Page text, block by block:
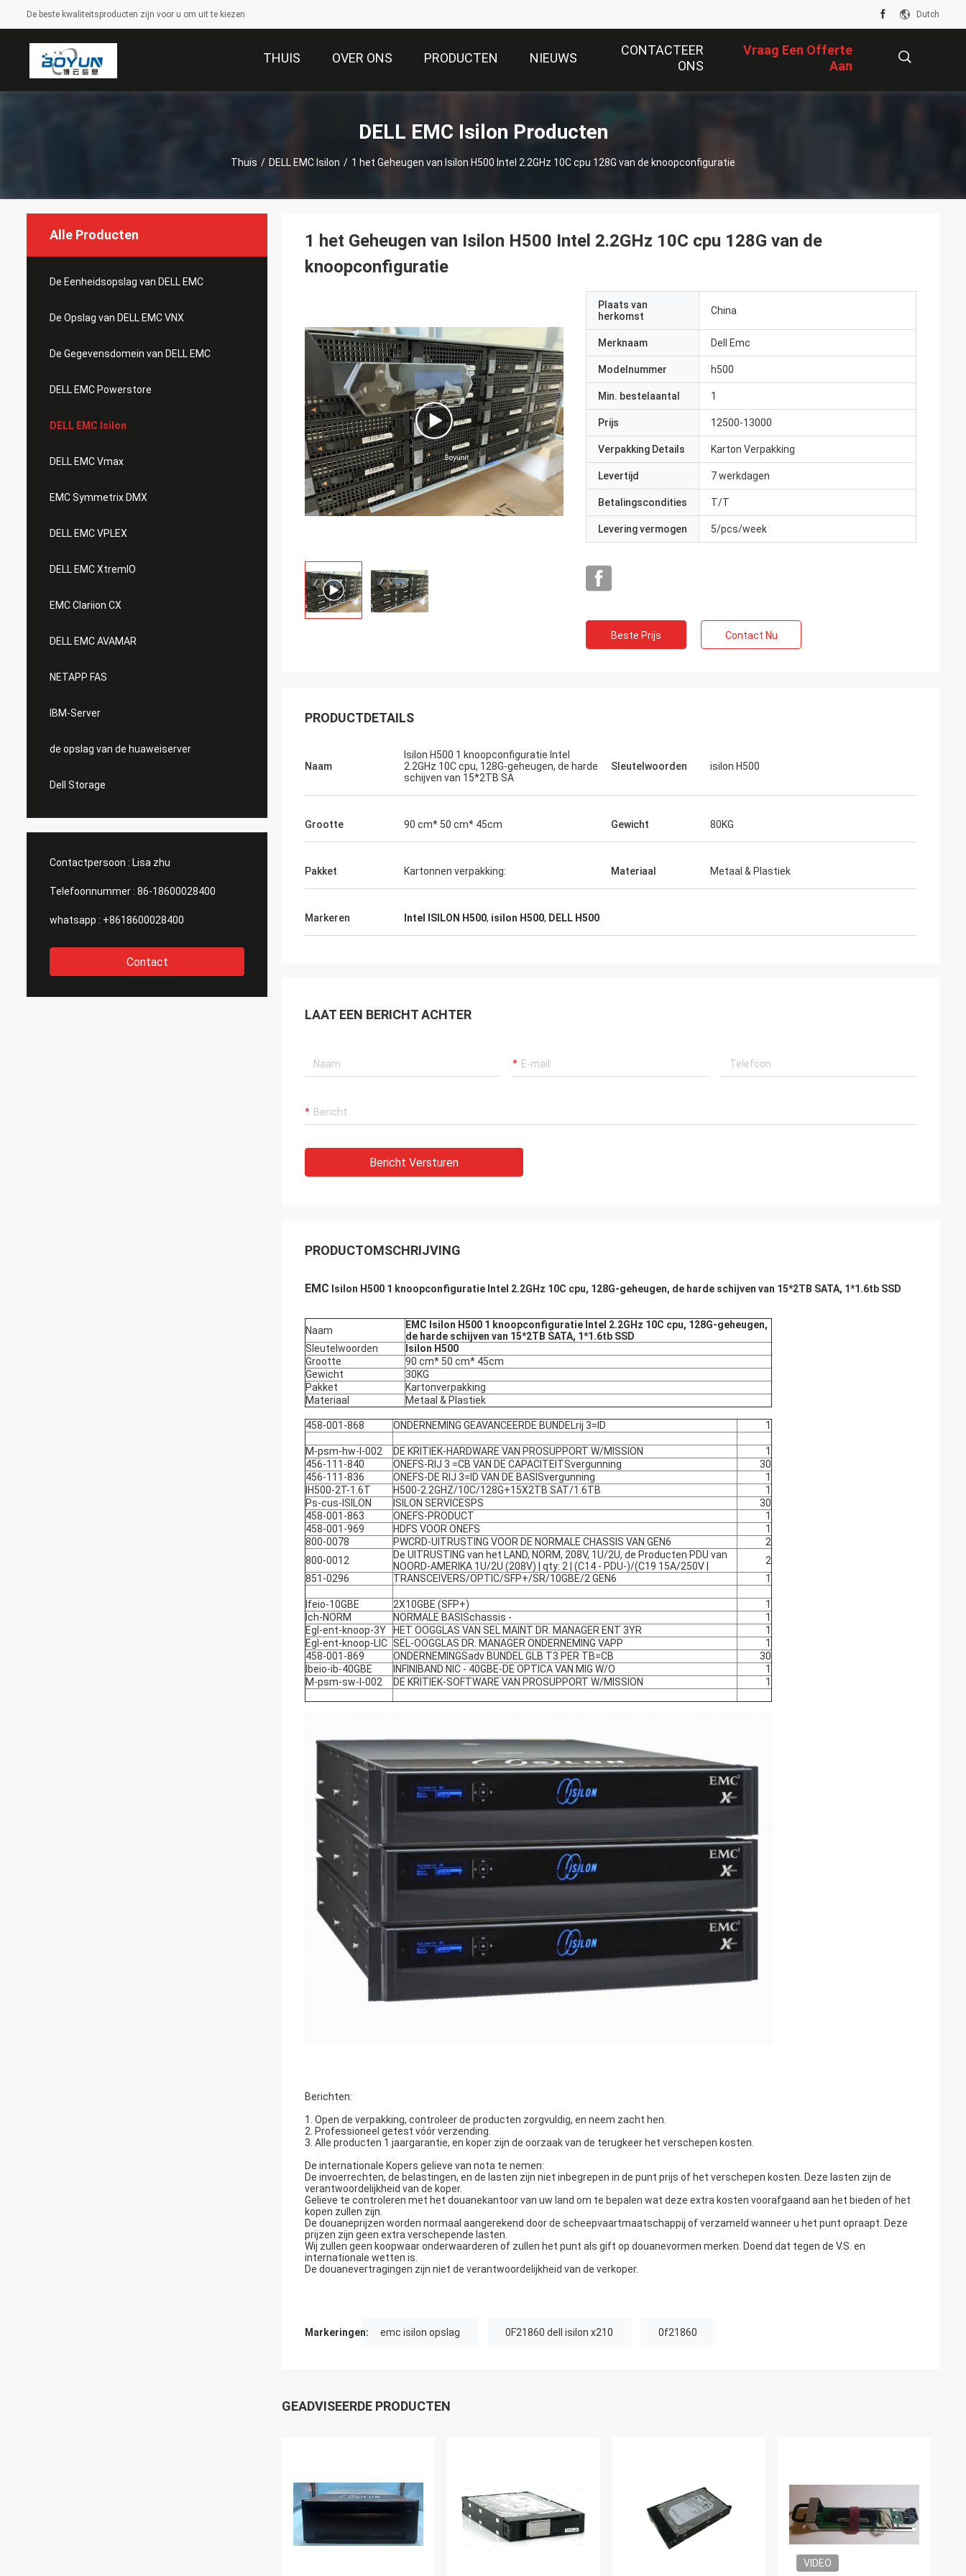
De beste kwaliteitsproducten zijn voor u om uit te kiezen Dutch
THUIS OVER ONS PRODUCTEN NIEUWS
CONTACTEER
ONS
Vraag Een Offerte
Aan
DELL EMC Isilon Producten
Thuis / DELL EMC Isilon / 1 het Geheugen van Isilon H500 Intel 2.2GHz 10C cpu 128G van de knoopconfiguratie
Alle Producten
De Eenheidsopslag van DELL EMC
De Opslag van DELL EMC VNX
De Gegevensdomein van DELL EMC
DELL EMC Powerstore
DELL EMC Isilon
DELL EMC Vmax
EMC Symmetrix DMX
DELL EMC VPLEX
DELL EMC XtremIO
EMC Clariion CX
DELL EMC AVAMAR
NETAPP FAS
IBM-Server
de opslag van de huaweiserver
Dell Storage
Contactpersoon : Lisa zhu
Telefoonnummer : 86-18600028400
whatsapp : +8618600028400
Contact
1 het Geheugen van Isilon H500 Intel 2.2GHz 10C cpu 128G van de
knoopconfiguratie
Plaats van
herkomst
China
Merknaam Dell Emc
Modelnummer h500
Min. bestelaantal 1
Prijs 12500-13000
Verpakking Details Karton Verpakking
Levertijd 7 werkdagen
Betalingscondities T/T
Levering vermogen 5/pcs/week
Beste Prijs Contact Nu
PRODUCTDETAILS
Naam
Isilon H500 1 knoopconfiguratie Intel
2.2GHz 10C cpu, 128G-geheugen, de harde
schijven van 15*2TB SA
Sleutelwoorden isilon H500
Grootte 90 cm* 50 cm* 45cm Gewicht 80KG
Pakket Kartonnen verpakking: Materiaal Metaal & Plastiek
Markeren Intel ISILON H500, isilon H500, DELL H500
LAAT EEN BERICHT ACHTER
Bericht Versturen
PRODUCTOMSCHRIJVING
EMC Isilon H500 1 knoopconfiguratie Intel 2.2GHz 10C cpu, 128G-geheugen, de harde schijven van 15*2TB SATA, 1*1.6tb SSD
Naam
EMC Isilon H500 1 knoopconfiguratie Intel 2.2GHz 10C cpu, 128G-geheugen,
de harde schijven van 15*2TB SATA, 1*1.6tb SSD
Sleutelwoorden
Isilon H500
Grootte
90 cm* 50 cm* 45cm
Gewicht
30KG
Pakket
Kartonverpakking
Materiaal
Metaal & Plastiek
458-001-868 ONDERNEMING GEAVANCEERDE BUNDELrij 3=ID 1
M-psm-hw-I-002 DE KRITIEK-HARDWARE VAN PROSUPPORT W/MISSION
1
456-111-840
ONEFS-RIJ 3 =CB VAN DE CAPACITEITSvergunning
30
456-111-836
ONEFS-DE RIJ 3=ID VAN DE BASISvergunning
1
IH500-2T-1.6T
H500-2.2GHZ/10C/128G+15X2TB SAT/1.6TB
1
Ps-cus-ISILON
ISILON SERVICESPS
30
458-001-863
ONEFS-PRODUCT
1
458-001-969
HDFS VOOR ONEFS
1
800-0078
PWCRD-UITRUSTING VOOR DE NORMALE CHASSIS VAN GEN6
2
800-0012
De UITRUSTING van het LAND, NORM, 208V, 1U/2U, de Producten PDU van
NOORD-AMERIKA 1U/2U (208V) | qty: 2 | (C14 - PDU-)/(C19 15A/250V |
2
851-0296
TRANSCEIVERS/OPTIC/SFP+/SR/10GBE/2 GEN6 1
Ifeio-10GBE 2X10GBE (SFP+)
1
Ich-NORM
NORMALE BASISchassis -
1
Egl-ent-knoop-3Y
HET OOGGLAS VAN SEL MAINT DR. MANAGER ENT 3YR
1
Egl-ent-knoop-LIC SEL-OOGGLAS DR. MANAGER ONDERNEMING VAPP
1
458-001-869
ONDERNEMINGSadv BUNDEL GLB T3 PER TB=CB
30
Ibeio-ib-40GBE
INFINIBAND NIC - 40GBE-DE OPTICA VAN MIG W/O
1
M-psm-sw-I-002
DE KRITIEK-SOFTWARE VAN PROSUPPORT W/MISSION 1
Berichten:
1. Open de verpakking, controleer de producten zorgvuldig, en neem zacht hen.
2. Professioneel getest vóór verzending.
3. Alle producten 1 jaargarantie, en koper zijn de oorzaak van de terugkeer het verschepen kosten.
De internationale Kopers gelieve van nota te nemen:
De invoerrechten, de belastingen, en de lasten zijn niet inbegrepen in de punt prijs of het verschepen kosten. Deze lasten zijn de
verantwoordelijkheid van de koper.
Gelieve te controleren met het douanekantoor van uw land om te bepalen wat deze extra kosten voorafgaand aan het bieden of het
kopen zullen zijn.
De douaneprijzen worden normaal aangerekend door de scheepvaartmaatschappij of verzameld wanneer u het punt opraapt. Deze
prijzen zijn geen extra verschepende lasten.
Wij zullen geen koopwaar onderwaarderen of zullen het punt als gift op douanevormen merken. Doend dat tegen de V.S. en
internationale wetten is.
De douanevertragingen zijn niet de verantwoordelijkheid van de verkoper.
Markeringen: emc isilon opslag 0F21860 dell isilon x210 0f21860
GEADVISEERDE PRODUCTEN
VIDEO